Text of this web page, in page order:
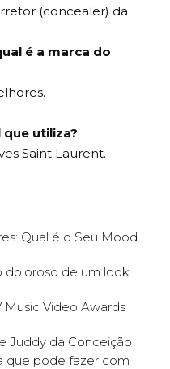
(concealer) da
é a marca do
que utiliza?
Saint Laurent.
Qual é o Seu Mood
doloroso de um look
Music Video Awards
Juddy da Conceição
que pode fazer com